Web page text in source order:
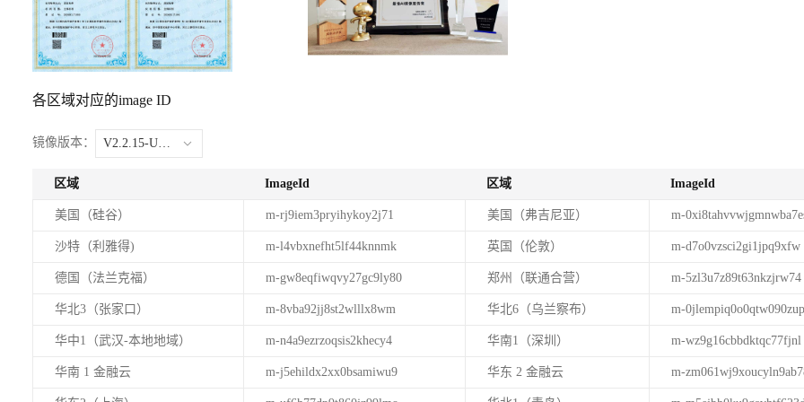
各区域对应的image ID
镜像版本： V2.2.15-Ubuntu24.04
区域 ImageId 区域 ImageId
美国（硅谷） m-rj9iem3pryihykoy2j71 美国（弗吉尼亚） m-
沙特（利雅得) m-l4vbxnefht5lf44knnmk 英国（伦敦） m-d7o0vzsci2gi1jpq9xfw
德国（法兰克福） m-gw8eqfiwqvy27gc9ly80 郑州（联通合营） m-5zl3u7z89t63nkzjrw74
华北3（张家口） m-8vba92jj8st2wlllx8wm 华北6（乌兰察布） m-0jlempiq0o0qtw090zup
华中1（武汉-本地地域） m-n4a9ezrzoqsis2khecy4 华南1（深圳） m-wz9g16cbbdktqc77fjnl
华南 1 金融云 m-j5ehildx2xx0bsamiwu9 华东 2 金融云 m-